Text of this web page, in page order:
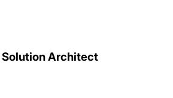
Solution Architect